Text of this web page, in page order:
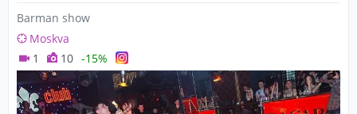
Barman show
Moskva
1
10 -15%